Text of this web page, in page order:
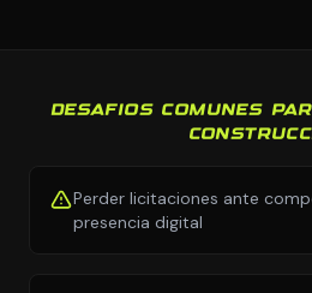
DESAFIOS COMUNES
Perder licitaciones ante
presencia digital